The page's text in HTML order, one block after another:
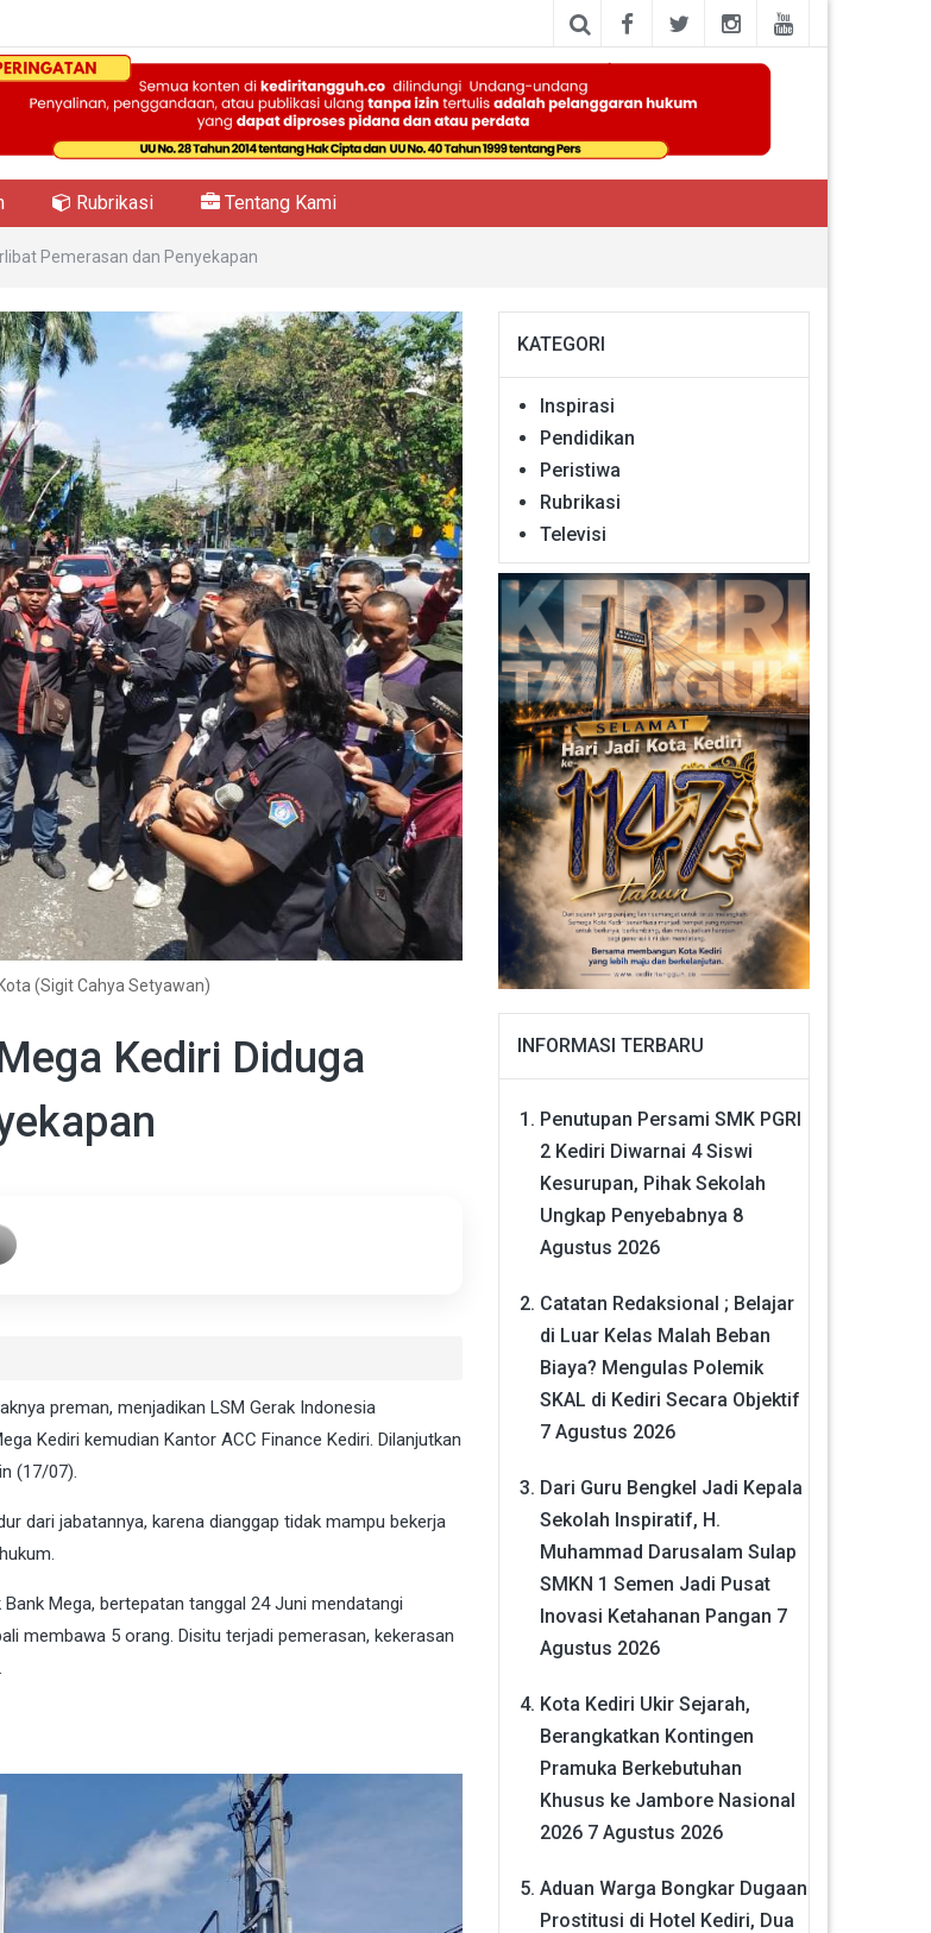
Rubrikasi Tentang Kami
Pemerasan dan Penyekapan
(Sigit Cahya Setyawan)
Kediri Diduga
preman, menjadikan LSM Gerak Indonesia
Kediri kemudian Kantor ACC Finance Kediri. Dilanjutkan
(17/07).
dari jabatannya, karena dianggap tidak mampu bekerja
Mega, bertepatan tanggal 24 Juni mendatangi
membawa 5 orang. Disitu terjadi pemerasan, kekerasan
KATEGORI
Inspirasi
Pendidikan
Peristiwa
Rubrikasi
Televisi
INFORMASI TERBARU
Penutupan Persami SMK PGRI
2 Kediri Diwarnai 4 Siswi
Kesurupan, Pihak Sekolah
Ungkap Penyebabnya 8
Agustus 2026
Catatan Redaksional ; Belajar
di Luar Kelas Malah Beban
Biaya? Mengulas Polemik
SKAL di Kediri Secara Objektif
7 Agustus 2026
Dari Guru Bengkel Jadi Kepala
Sekolah Inspiratif, H.
Muhammad Darusalam Sulap
SMKN 1 Semen Jadi Pusat
Inovasi Ketahanan Pangan 7
Agustus 2026
Kota Kediri Ukir Sejarah,
Berangkatkan Kontingen
Pramuka Berkebutuhan
Khusus ke Jambore Nasional
2026 7 Agustus 2026
Aduan Warga Bongkar Dugaan
Prostitusi di Hotel Kediri, Dua